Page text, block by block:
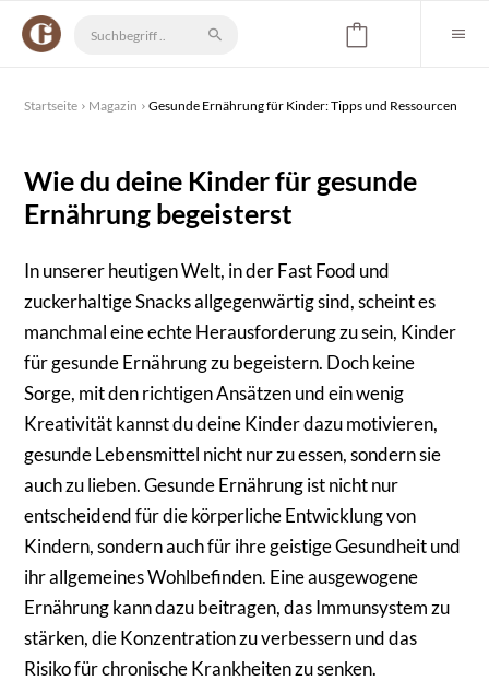
Startseite Magazin Gesunde Ernährung für Kinder: Tipps und Ressourcen
Wie du deine Kinder für gesunde
Ernährung begeisterst
In unserer heutigen Welt, in der Fast Food und
zuckerhaltige Snacks allgegenwärtig sind, scheint es
manchmal eine echte Herausforderung zu sein, Kinder
für gesunde Ernährung zu begeistern. Doch keine
Sorge, mit den richtigen Ansätzen und ein wenig
Kreativität kannst du deine Kinder dazu motivieren,
gesunde Lebensmittel nicht nur zu essen, sondern sie
auch zu lieben. Gesunde Ernährung ist nicht nur
entscheidend für die körperliche Entwicklung von
Kindern, sondern auch für ihre geistige Gesundheit und
ihr allgemeines Wohlbefinden. Eine ausgewogene
Ernährung kann dazu beitragen, das Immunsystem zu
stärken, die Konzentration zu verbessern und das
Risiko für chronische Krankheiten zu senken.